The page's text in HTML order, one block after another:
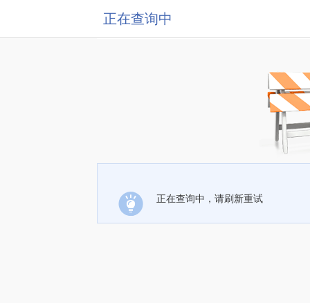
正在查询中
正在查询中，请刷新重试